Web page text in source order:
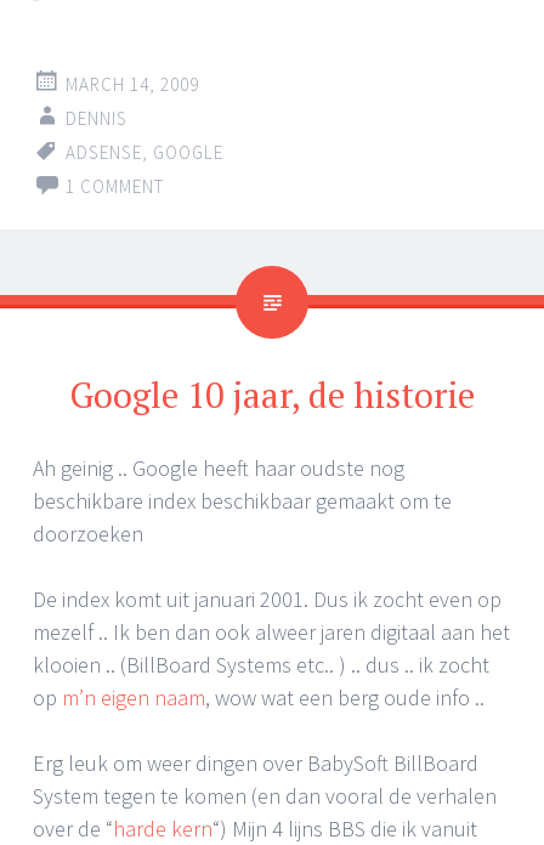
MARCH 14, 2009
DENNIS
ADSENSE GOOGLE
1 COMMENT
Google 10 jaar, de historie
Ah geinig .. Google heeft haar oudste nog
beschikbare index beschikbaar gemaakt om te
doorzoeken
De index komt uit januari 2001. Dus ik zocht even op
mezelf .. Ik ben dan ook alweer jaren digitaal aan het
klooien .. (BillBoard Systems etc.. ) .. dus .. ik zocht
op m’n eigen naam, wow wat een berg oude info ..
Erg leuk om weer dingen over BabySoft BillBoard
System tegen te komen (en dan vooral de verhalen
over de “harde kern“) Mijn 4 lijns BBS die ik vanuit